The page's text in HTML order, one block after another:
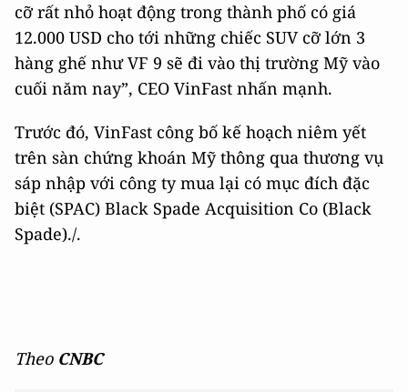
cỡ rất nhỏ hoạt động trong thành phố có giá
12.000 USD cho tới những chiếc SUV cỡ lớn 3
hàng ghế như VF 9 sẽ đi vào thị trường Mỹ vào
cuối năm nay”, CEO VinFast nhấn mạnh.
Trước đó, VinFast công bố kế hoạch niêm yết
trên sàn chứng khoán Mỹ thông qua thương vụ
sáp nhập với công ty mua lại có mục đích đặc
biệt (SPAC) Black Spade Acquisition Co (Black
Spade)./.
Theo CNBC